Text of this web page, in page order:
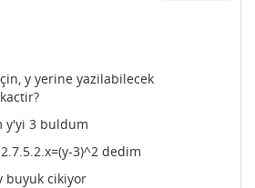
y yerine yazilabilecek
y'yi 3 buldum
3)^2 dedim
buyuk cikiyor